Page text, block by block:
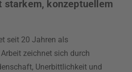
starkem, konzeptuellem
seit 20 Jahren als
zeichnet sich durch
Unerbittlichkeit und